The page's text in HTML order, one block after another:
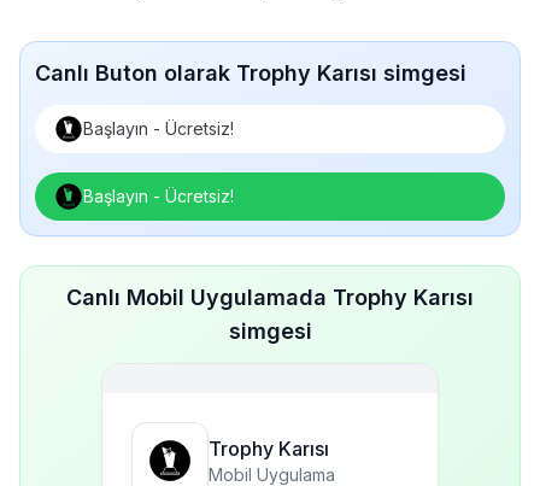
Canlı Buton olarak Trophy Karısı simgesi
Başlayın - Ücretsiz!
Başlayın - Ücretsiz!
Canlı Mobil Uygulamada Trophy Karısı
simgesi
Trophy Karısı
Mobil Uygulama